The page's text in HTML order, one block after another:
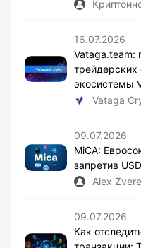
16.07.2026
Vataga.team:
трейдерских
экосистемы
Vataga
09.07.2026
MiCA:
запретив
Alex
09.07.2026
Как